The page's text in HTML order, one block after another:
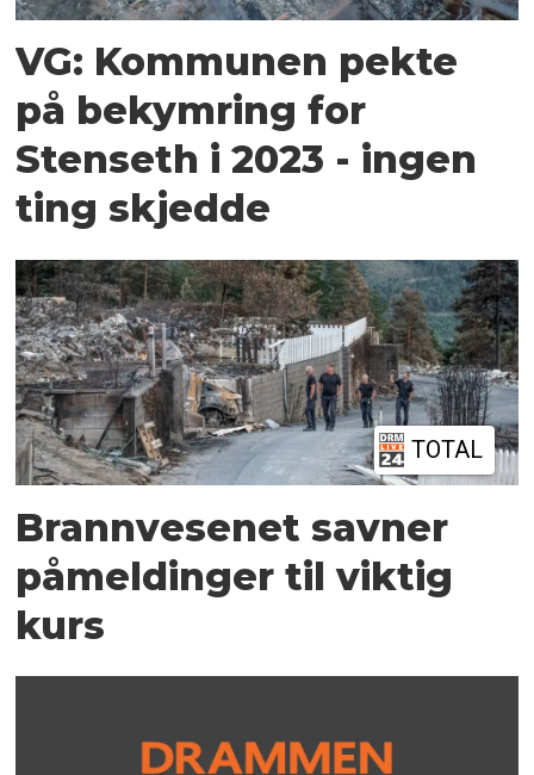
VG: Kommunen pekte
på bekymring for
Stenseth i 2023 - ingen
ting skjedde
TOTAL
Brannvesenet savner
påmeldinger til viktig
kurs